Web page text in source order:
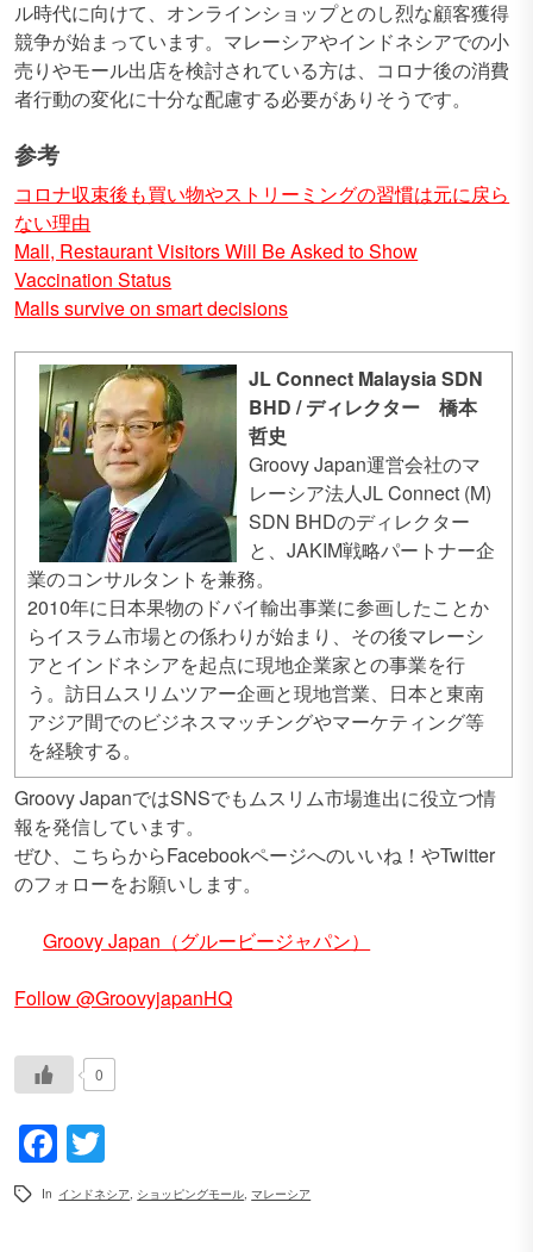
ル時代に向けて、オンラインショップとのし烈な顧客獲得
競争が始まっています。マレーシアやインドネシアでの小
売りやモール出店を検討されている方は、コロナ後の消費
者行動の変化に十分な配慮する必要がありそうです。
参考
コロナ収束後も買い物やストリーミングの習慣は元に戻ら
ない理由
Mall, Restaurant Visitors Will Be Asked to Show
Vaccination Status
Malls survive on smart decisions
JL Connect Malaysia SDN
BHD / ディレクター 橋本
哲史
Groovy Japan運営会社のマ
レーシア法人JL Connect (M)
SDN BHDのディレクター
と、JAKIM戦略パートナー企
業のコンサルタントを兼務。
2010年に日本果物のドバイ輸出事業に参画したことか
らイスラム市場との係わりが始まり、その後マレーシ
アとインドネシアを起点に現地企業家との事業を行
う。訪日ムスリムツアー企画と現地営業、日本と東南
アジア間でのビジネスマッチングやマーケティング等
を経験する。
Groovy JapanではSNSでもムスリム市場進出に役立つ情
報を発信しています。
ぜひ、こちらからFacebookページへのいいね！やTwitter
のフォローをお願いします。
Groovy Japan（グルービージャパン）
Follow @GroovyjapanHQ
0
Facebook
In インドネシア ショッピングモール ,マレーシア